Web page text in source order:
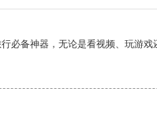
必备神器，无论是看视频、玩游